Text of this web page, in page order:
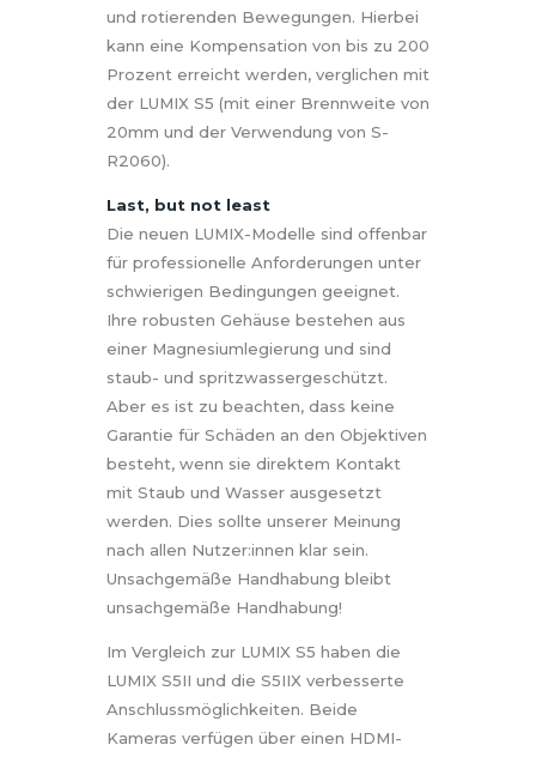
und rotierenden Bewegungen. Hierbei
kann eine Kompensation von bis zu 200
Prozent erreicht werden, verglichen mit
der LUMIX S5 (mit einer Brennweite von
20mm und der Verwendung von S-
R2060).
Last, but not least
Die neuen LUMIX-Modelle sind offenbar
für professionelle Anforderungen unter
schwierigen Bedingungen geeignet.
Ihre robusten Gehäuse bestehen aus
einer Magnesiumlegierung und sind
staub- und spritzwassergeschützt.
Aber es ist zu beachten, dass keine
Garantie für Schäden an den Objektiven
besteht, wenn sie direktem Kontakt
mit Staub und Wasser ausgesetzt
werden. Dies sollte unserer Meinung
nach allen Nutzer:innen klar sein.
Unsachgemäße Handhabung bleibt
unsachgemäße Handhabung!
Im Vergleich zur LUMIX S5 haben die
LUMIX S5II und die S5IIX verbesserte
Anschlussmöglichkeiten. Beide
Kameras verfügen über einen HDMI-